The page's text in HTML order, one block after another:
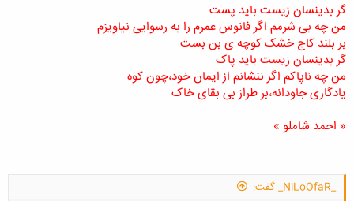
گر بدینسان زیست باید پست
من چه بی شرمم اگر فانوس عمرم را به رسوایی نیاویزم
بر بلند کاج خشک کوچه ی بن بست
گر بدینسان زیست باید پاک
من چه ناپاکم اگر ننشانم از ایمان خود،چون کوه
یادگاری جاودانه،بر طراز بی بقای خاک
« احمد شاملو »
_NiLoOfaR_ گفت: